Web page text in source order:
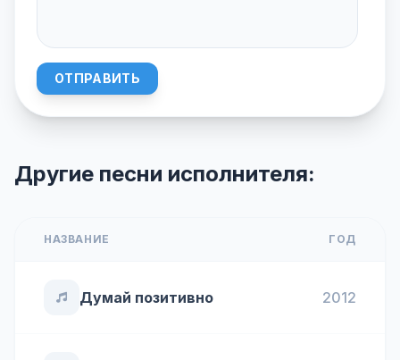
ОТПРАВИТЬ
Другие песни исполнителя:
НАЗВАНИЕ ГОД
Думай позитивно 2012